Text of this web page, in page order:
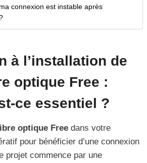
connexion est instable après
à l’installation de
optique Free :
ce essentiel ?
optique Free dans votre
pour bénéficier d’une connexion
projet commence par une